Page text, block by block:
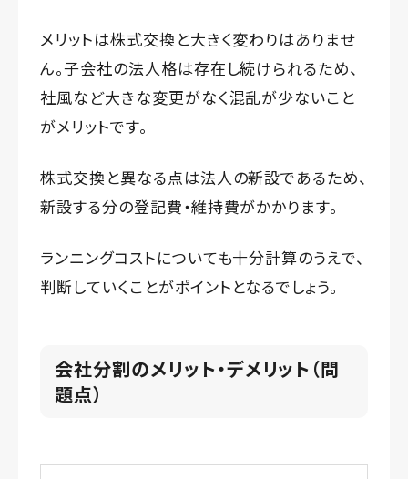
メリットは株式交換と大きく変わりはありませ
ん。子会社の法人格は存在し続けられるため、
社風など大きな変更がなく混乱が少ないこと
がメリットです。
株式交換と異なる点は法人の新設であるため、
新設する分の登記費・維持費がかかります。
ランニングコストについても十分計算のうえで、
判断していくことがポイントとなるでしょう。
会社分割のメリット・デメリット（問
題点）